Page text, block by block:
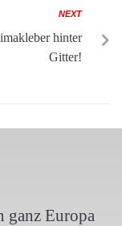
NEXT
hinter
Gitter!
Europa